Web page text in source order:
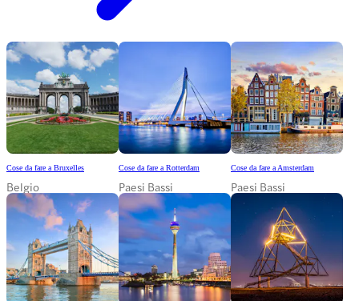
Cose da fare a Bruxelles
Belgio
Cose da fare a Rotterdam
Paesi Bassi
Cose da fare a Amsterdam
Paesi Bassi